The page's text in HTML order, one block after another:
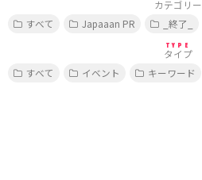
カテゴリー
すべて
Japaaan PR _終了_
TYPE
タイプ
すべて
イベント キーワード